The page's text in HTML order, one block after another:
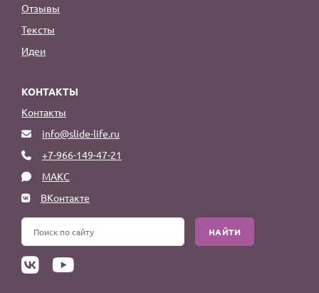
Отзывы
Тексты
Идеи
КОНТАКТЫ
Контакты
info@slide-life.ru
+7-966-149-47-21
МАКС
ВКонтакте
НАЙТИ